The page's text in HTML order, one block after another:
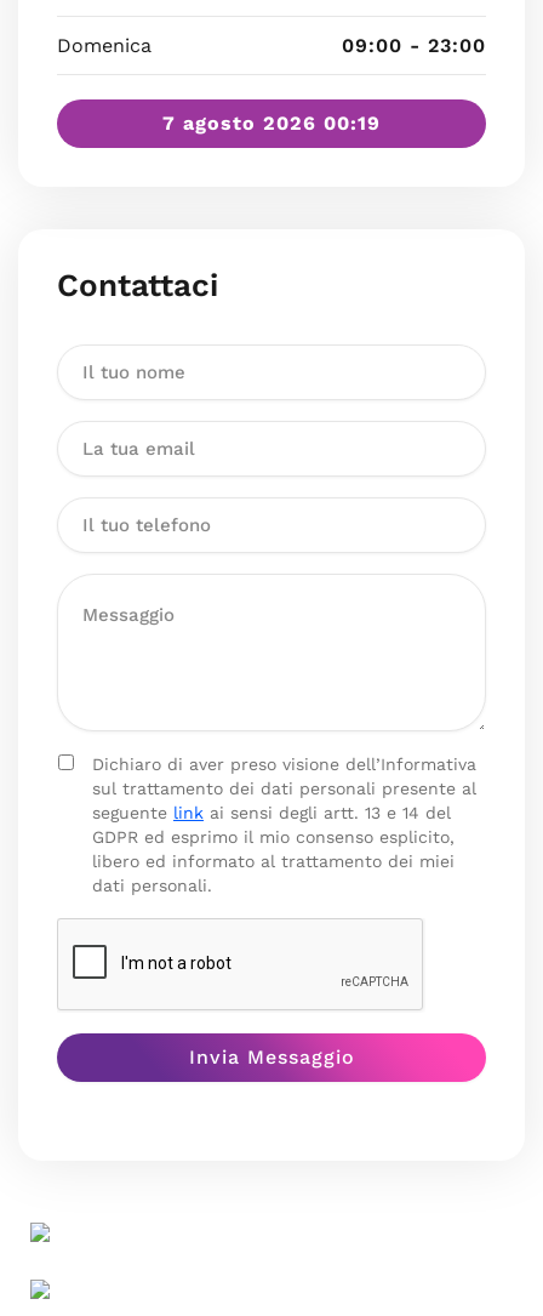
Domenica 09:00 - 23:00
7 agosto 2026 00:19
Contattaci
Dichiaro di aver preso visione dell’Informativa
sul trattamento dei dati personali presente al
seguente link ai sensi degli artt. 13 e 14 del
GDPR ed esprimo il mio consenso esplicito,
libero ed informato al trattamento dei miei
dati personali.